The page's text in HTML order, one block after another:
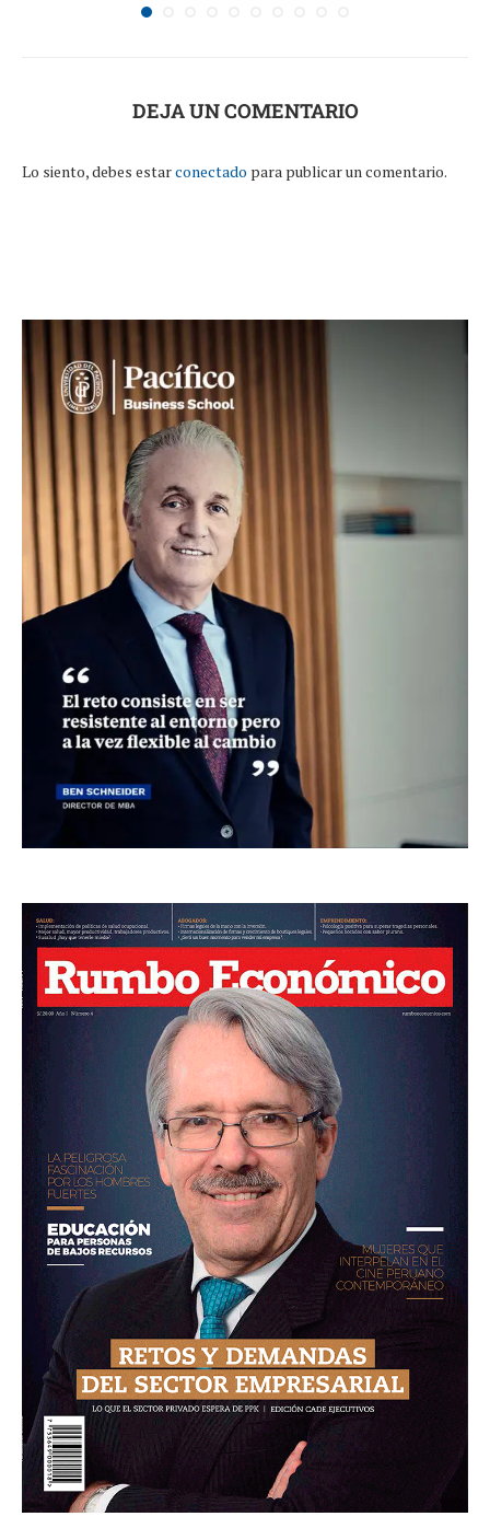
DEJA UN COMENTARIO
Lo siento, debes estarconectado para publicar un comentario.